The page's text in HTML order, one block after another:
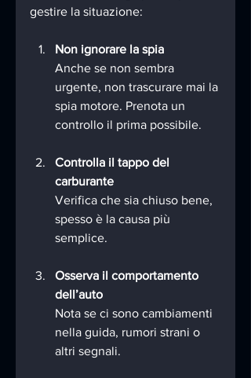
gestire la situazione:
Non ignorare la spia
Anche se non sembra
urgente, non trascurare mai la
spia motore. Prenota un
controllo il prima possibile.
Controlla il tappo del
carburante
Verifica che sia chiuso bene,
spesso è la causa più
semplice.
Osserva il comportamento
dell’auto
Nota se ci sono cambiamenti
nella guida, rumori strani o
altri segnali.